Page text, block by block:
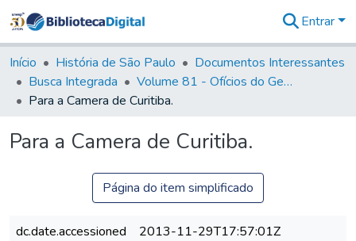
&
Coleções
Tudo na
Biblioteca
Estatísticas
Entrar
Início História de São Paulo
Documentos Interessantes
Busca Integrada
Volume 81 - Ofícios do General Martim Lopes de Saldanha (Governador da Capitania)
Para a Camera de Curitiba.
Para a Camera de Curitiba.
Página do item simplificado
dc.date.accessioned
2013-11-29T17:57:01Z